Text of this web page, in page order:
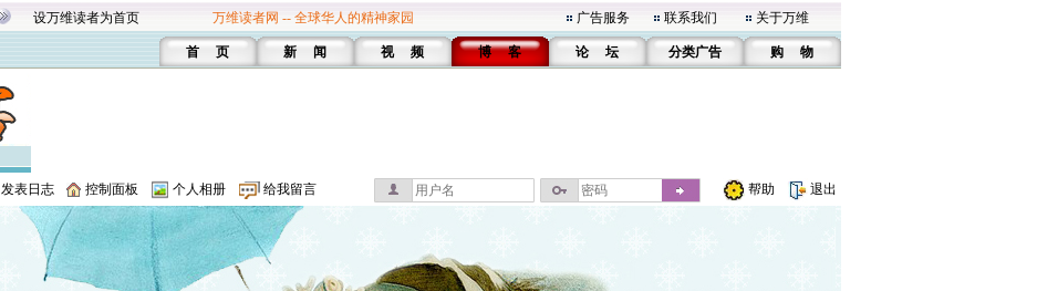
设万维读者为首页 万维读者网 -- 全球华人的精神家园 广告服务 联系我们 关于万维
首 页 新 闻 视 频 博 客 论 坛 分类广告 购 物
发表日志 控制面板 个人相册 给我留言 帮助 退出